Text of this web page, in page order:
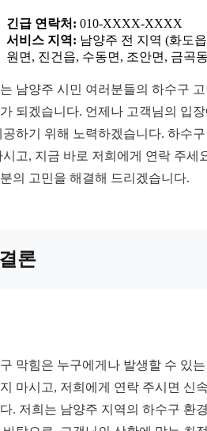
긴급 연락처: 010-XXXX-XXXX
서비스 지역: 남양주 전 지역 (화도
원면, 진건읍, 수동면, 조안면, 금곡
남양주 시민 여러분들의 하수구
되겠습니다. 언제나 고객님의 입
공하기 위해 노력하겠습니다. 하수
시고, 지금 바로 저희에게 연락 주세
의 고민을 해결해 드리겠습니다.
론
막힘은 누구에게나 발생할 수 있
마시고, 저희에게 연락 주시면 신
. 저희는 남양주 지역의 하수구 환